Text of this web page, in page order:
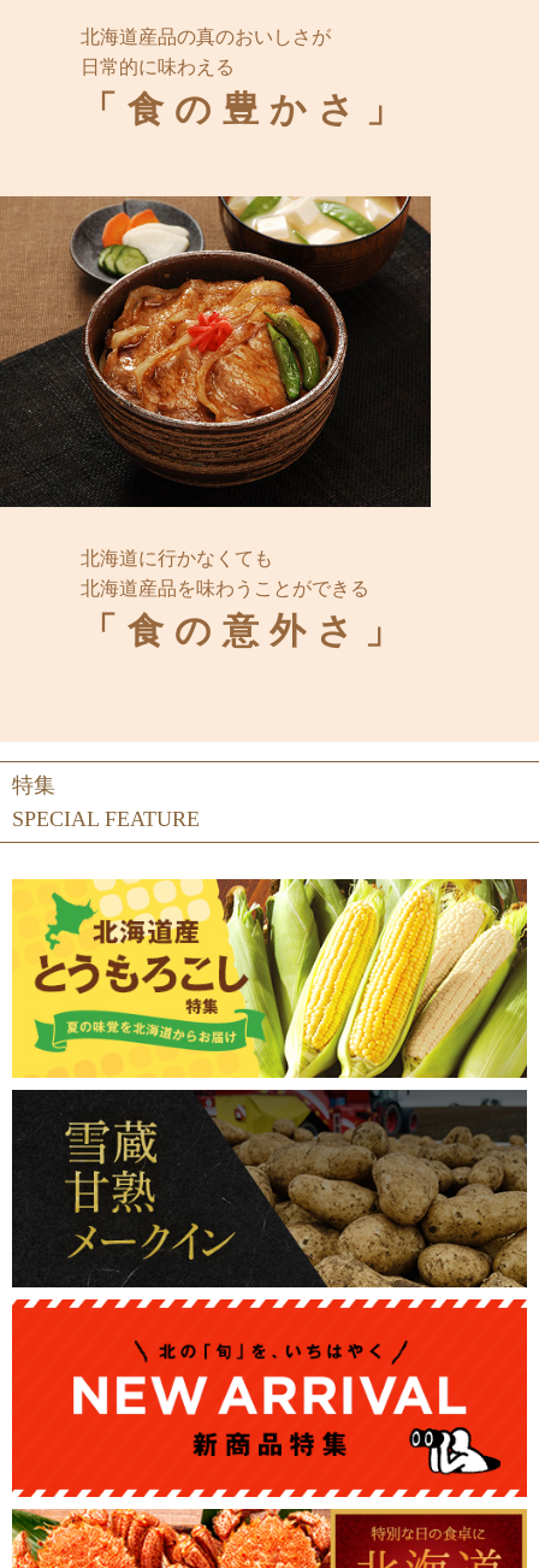
北海道産品の真のおいしさが
日常的に味わえる
「食の豊かさ」
北海道に行かなくても
北海道産品を味わうことができる
「食の意外さ」
SPECIAL FEATURE
特集